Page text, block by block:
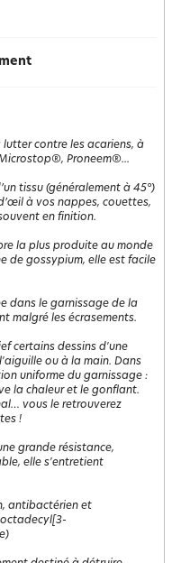
contre les acariens, à
Proneem®...
tissu (généralement à 45°)
à vos nappes, couettes,
en finition.
la plus produite au monde
de gossypium, elle est facile
dans le garnissage de la
malgré les écrasements.
certains dessins d'une
ou à la main. Dans
uniforme du garnissage :
la chaleur et le gonflant.
vous le retrouverez
!
grande résistance,
elle s'entretient
antibactérien et